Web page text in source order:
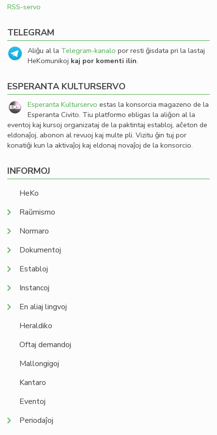
RSS-servo
TELEGRAM
Aliĝu al la Telegram-kanalo por resti ĝisdata pri la lastaj
HeKomunikoj kaj por komenti ilin.
ESPERANTA KULTURSERVO
Esperanta Kulturservo estas la konsorcia magazeno de la
Esperanta Civito. Tiu platformo ebligas la aliĝon al la
eventoj kaj kursoj organizataj de la paktintaj establoj, aĉeton de
eldonaĵoj, abonon al revuoj kaj multe pli. Vizitu ĝin tuj por
konatiĝi kun la aktivaĵoj kaj eldonaj novaĵoj de la konsorcio.
INFORMOJ
HeKo
Raŭmismo
Normaro
Dokumentoj
Establoj
Instancoj
En aliaj lingvoj
Heraldiko
Oftaj demandoj
Mallongigoj
Kantaro
Eventoj
Periodaĵoj